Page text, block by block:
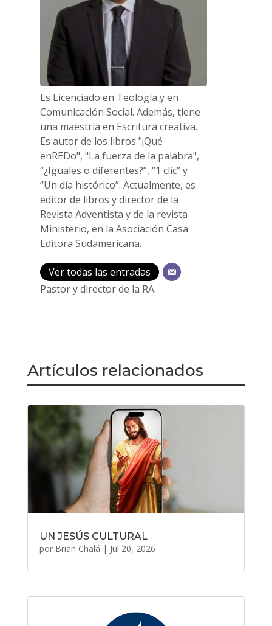
Es Licenciado en Teología y en
Comunicación Social. Además, tiene
una maestría en Escritura creativa.
Es autor de los libros "¡Qué
enREDo", "La fuerza de la palabra",
“¿Iguales o diferentes?”, “1 clic” y
“Un día histórico”. Actualmente, es
editor de libros y director de la
Revista Adventista y de la revista
Ministerio, en la Asociación Casa
Editora Sudamericana.
Ver todas las entradas
Pastor y director de la RA.
Artículos relacionados
UN JESÚS CULTURAL
por Brian Chalá | Jul 20, 2026